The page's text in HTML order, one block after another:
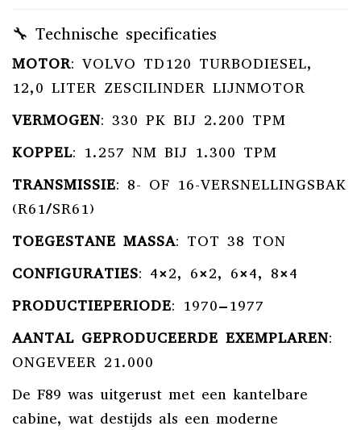
🔧 Technische specificaties
MOTOR: VOLVO TD120 TURBODIESEL,
12,0 LITER ZESCILINDER LIJNMOTOR
VERMOGEN: 330 PK BIJ 2.200 TPM
KOPPEL: 1.257 NM BIJ 1.300 TPM
TRANSMISSIE: 8- OF 16-VERSNELLINGSBAK
(R61/SR61)
TOEGESTANE MASSA: TOT 38 TON
CONFIGURATIES: 4×2, 6×2, 6×4, 8×4
PRODUCTIEPERIODE: 1970–1977
AANTAL GEPRODUCEERDE EXEMPLAREN:
ONGEVEER 21.000
De F89 was uitgerust met een kantelbare
cabine, wat destijds als een moderne